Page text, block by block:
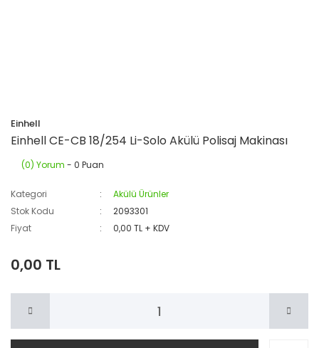
Einhell
Einhell CE-CB 18/254 Li-Solo Akülü Polisaj Makinası
(0) Yorum - 0 Puan
Kategori
Akülü Ürünler
Stok Kodu
2093301
Fiyat
0,00 TL + KDV
0,00 TL